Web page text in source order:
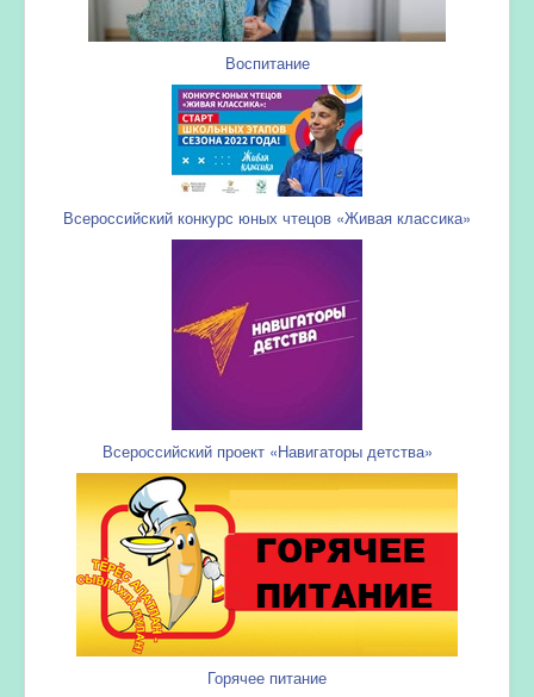
Воспитание
Всероссийский конкурс юных чтецов «Живая классика»
Всероссийский проект «Навигаторы детства»
Горячее питание